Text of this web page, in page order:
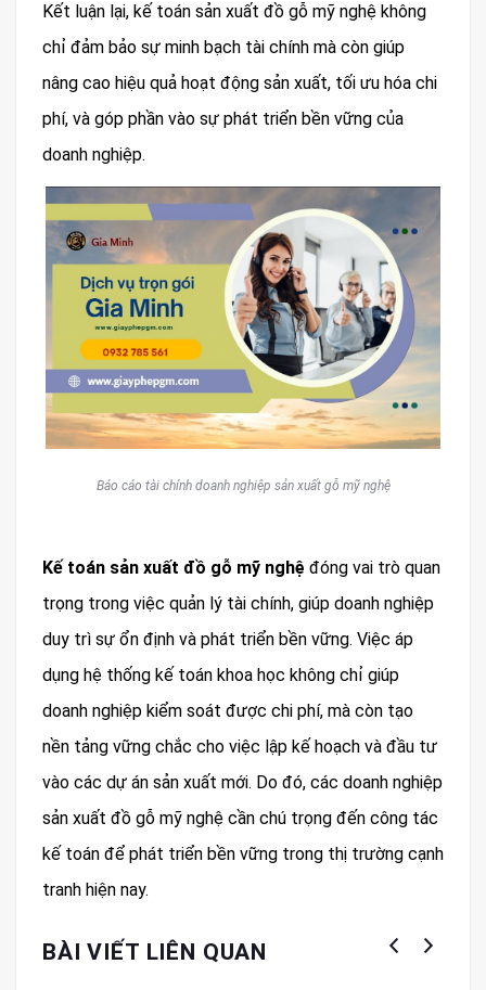
Kết luận lại, kế toán sản xuất đồ gỗ mỹ nghệ không
chỉ đảm bảo sự minh bạch tài chính mà còn giúp
nâng cao hiệu quả hoạt động sản xuất, tối ưu hóa chi
phí, và góp phần vào sự phát triển bền vững của
doanh nghiệp.
Báo cáo tài chính doanh nghiệp sản xuất gỗ mỹ nghệ
Kế toán sản xuất đồ gỗ mỹ nghệ đóng vai trò quan
trọng trong việc quản lý tài chính, giúp doanh nghiệp
duy trì sự ổn định và phát triển bền vững. Việc áp
dụng hệ thống kế toán khoa học không chỉ giúp
doanh nghiệp kiểm soát được chi phí, mà còn tạo
nền tảng vững chắc cho việc lập kế hoạch và đầu tư
vào các dự án sản xuất mới. Do đó, các doanh nghiệp
sản xuất đồ gỗ mỹ nghệ cần chú trọng đến công tác
kế toán để phát triển bền vững trong thị trường cạnh
tranh hiện nay.
BÀI VIẾT LIÊN QUAN